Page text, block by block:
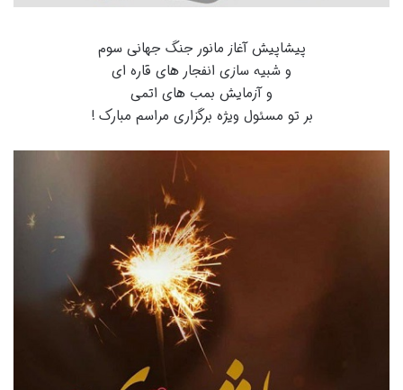
پیشاپیش آغاز مانور جنگ جهانی سوم
و شبیه سازی انفجار های قاره ای
و آزمایش بمب های اتمی
بر تو مسئول ویژه برگزاری مراسم مبارک !